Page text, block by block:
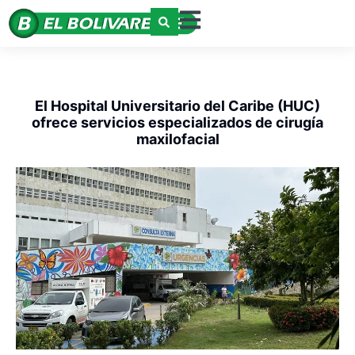
El Hospital Universitario del Caribe (HUC)
ofrece servicios especializados de cirugía
maxilofacial